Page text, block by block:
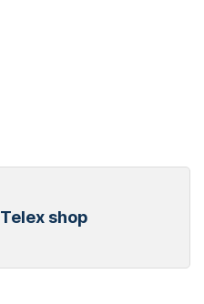
Telex shop